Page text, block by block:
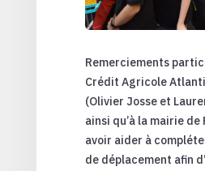
Remerciements
Crédit Agricole
(Olivier Josse et
ainsi qu’à la mairie de
avoir aider à
de déplacement afin